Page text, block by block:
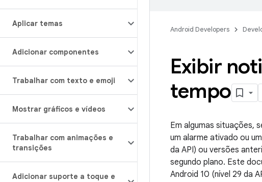
Aplicar temas
Adicionar componentes
Trabalhar com texto e emoji
Mostrar gráficos e vídeos
Trabalhar com animações e
transições
Adicionar suporte a toque e
Android Developers
Exibir
tempo
Em algumas situações,
um alarme ativado ou
da API) ou versões
segundo plano. Este
Android 10 (nível 29 da